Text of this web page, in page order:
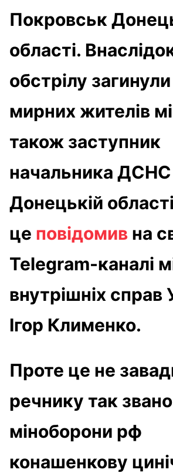
Покровськ
області.
обстрілу
мирних жителів
також заступник
начальника ДСНС
Донецькій
це повідомив на
Telegram-каналі
внутрішніх справ
Ігор Клименко.
Проте це не
речнику так
міноборони рф
конашенкову